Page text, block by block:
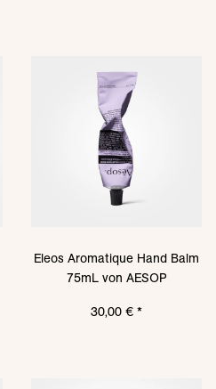
Eleos Aromatique Hand Balm
75mL von AESOP
30,00 € *